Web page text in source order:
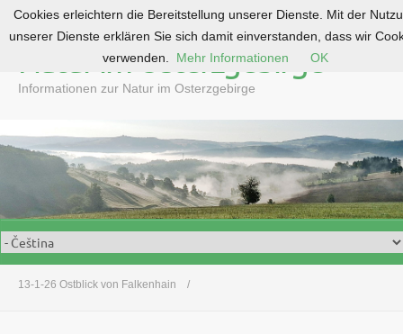
c
e
n
Natur im Osterzgebirge
Informationen zur Natur im Osterzgebirge
13-1-26 Ostblick von Falkenhain
Cookies erleichtern die Bereitstellung unserer Dienste. Mit der
unserer Dienste erklären Sie sich damit einverstanden, dass wir
verwenden.
Mehr Informationen OK